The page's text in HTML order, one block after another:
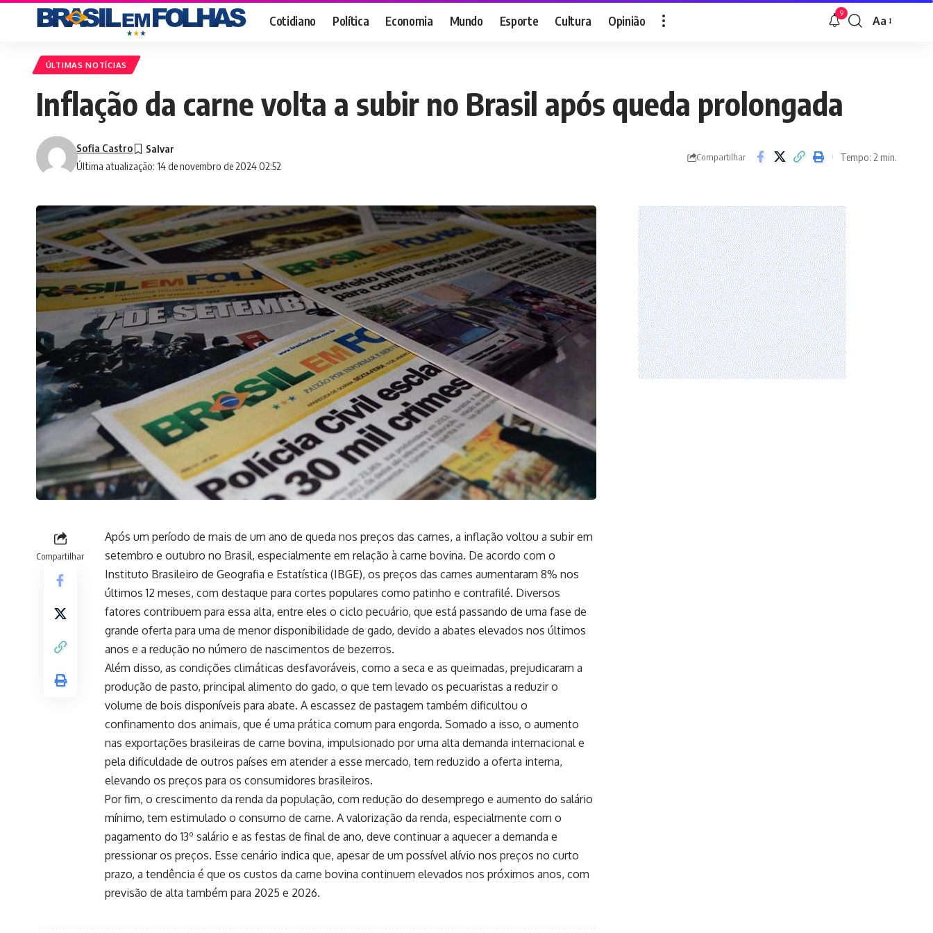
Cotidiano Política Economia Mundo Esporte Cultura Opinião 9
Font
Aa
ÚLTIMAS NOTÍCIAS
Inflação da carne volta a subir no Brasil após queda prolongada
Última atualização: 14 de novembro de 2024 02:52
Sofia Castro
Compartilhar Tempo: 2 min.
Compartilhar
Após um período de mais de um ano de queda nos preços das carnes, a inflação voltou a subir em
setembro e outubro no Brasil, especialmente em relação à carne bovina. De acordo com o
Instituto Brasileiro de Geografia e Estatística (IBGE), os preços das carnes aumentaram 8% nos
últimos 12 meses, com destaque para cortes populares como patinho e contrafilé. Diversos
fatores contribuem para essa alta, entre eles o ciclo pecuário, que está passando de uma fase de
grande oferta para uma de menor disponibilidade de gado, devido a abates elevados nos últimos
anos e a redução no número de nascimentos de bezerros.
Além disso, as condições climáticas desfavoráveis, como a seca e as queimadas, prejudicaram a
produção de pasto, principal alimento do gado, o que tem levado os pecuaristas a reduzir o
volume de bois disponíveis para abate. A escassez de pastagem também dificultou o
confinamento dos animais, que é uma prática comum para engorda. Somado a isso, o aumento
nas exportações brasileiras de carne bovina, impulsionado por uma alta demanda internacional e
pela dificuldade de outros países em atender a esse mercado, tem reduzido a oferta interna,
elevando os preços para os consumidores brasileiros.
Por fim, o crescimento da renda da população, com redução do desemprego e aumento do salário
mínimo, tem estimulado o consumo de carne. A valorização da renda, especialmente com o
pagamento do 13º salário e as festas de final de ano, deve continuar a aquecer a demanda e
pressionar os preços. Esse cenário indica que, apesar de um possível alívio nos preços no curto
prazo, a tendência é que os custos da carne bovina continuem elevados nos próximos anos, com
previsão de alta também para 2025 e 2026.